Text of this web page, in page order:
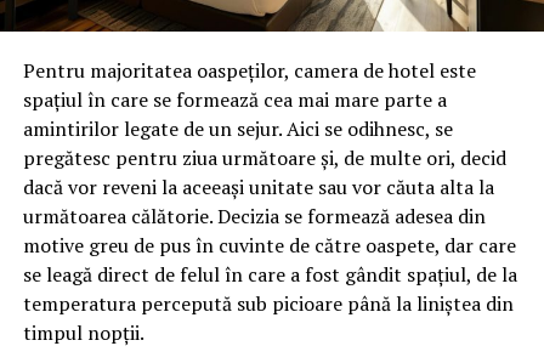
drepturile pacientului.
a actului administrativ prin care se realizează
transmiterea bazei de date a Ministerului Sănătății
către MAI” mai cere Avocatul Poporului. (Cerasela
N.).
ARTICOLE PE ACEIASI TEMA: PRIMA
Breaking News/Procurorul Negulescu Mircea adus la
Pentru majoritatea oaspeților, camera de hotel este
spațiul în care se formează cea mai mare parte a
amintirilor legate de un sejur. Aici se odihnesc, se
pregătesc pentru ziua următoare și, de multe ori, decid
dacă vor reveni la aceeași unitate sau vor căuta alta la
următoarea călătorie. Decizia se formează adesea din
motive greu de pus în cuvinte de către oaspete, dar care
se leagă direct de felul în care a fost gândit spațiul, de la
temperatura percepută sub picioare până la liniștea din
timpul nopții.